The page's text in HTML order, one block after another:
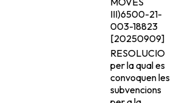
III)6500-21-
003-18823
[20250909]
RESOLUCIO
per la qual es
convoquen les
subvencions